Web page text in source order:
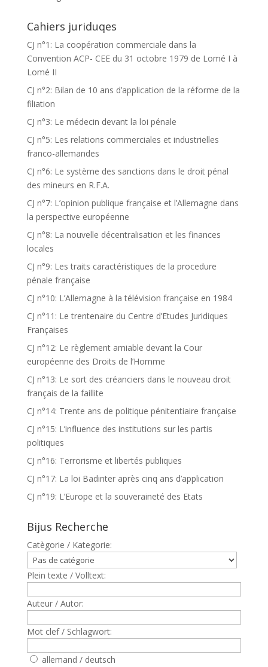
Cahiers juriduqes
CJ n°1: La coopération commerciale dans la
Convention ACP- CEE du 31 octobre 1979 de Lomé I à
Lomé II
CJ n°2: Bilan de 10 ans d’application de la réforme de la
filiation
CJ n°3: Le médecin devant la loi pénale
CJ n°5: Les relations commerciales et industrielles
franco-allemandes
CJ n°6: Le système des sanctions dans le droit pénal
des mineurs en R.F.A.
CJ n°7: L’opinion publique française et l’Allemagne dans
la perspective européenne
CJ n°8: La nouvelle décentralisation et les finances
locales
CJ n°9: Les traits caractéristiques de la procedure
pénale française
CJ n°10: L’Allemagne à la télévision française en 1984
CJ n°11: Le trentenaire du Centre d’Etudes Juridiques
Françaises
CJ n°12: Le règlement amiable devant la Cour
européenne des Droits de l’Homme
CJ n°13: Le sort des créanciers dans le nouveau droit
français de la faillite
CJ n°14: Trente ans de politique pénitentiaire française
CJ n°15: L’influence des institutions sur les partis
politiques
CJ n°16: Terrorisme et libertés publiques
CJ n°17: La loi Badinter après cinq ans d’application
CJ n°19: L’Europe et la souveraineté des Etats
Bijus Recherche
Catègorie / Kategorie:
Plein texte / Volltext:
Auteur / Autor:
Mot clef / Schlagwort:
allemand / deutsch